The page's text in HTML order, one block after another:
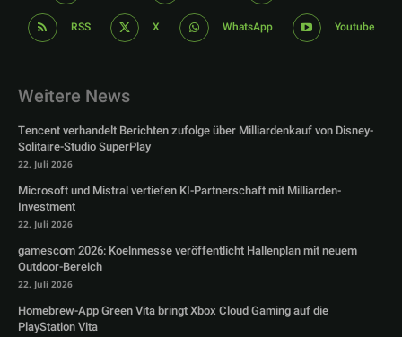
RSS X WhatsApp Youtube
Weitere News
Tencent verhandelt Berichten zufolge über Milliardenkauf von Disney-
Solitaire-Studio SuperPlay
22. Juli 2026
Microsoft und Mistral vertiefen KI-Partnerschaft mit Milliarden-
Investment
22. Juli 2026
gamescom 2026: Koelnmesse veröffentlicht Hallenplan mit neuem
Outdoor-Bereich
22. Juli 2026
Homebrew-App Green Vita bringt Xbox Cloud Gaming auf die
PlayStation Vita